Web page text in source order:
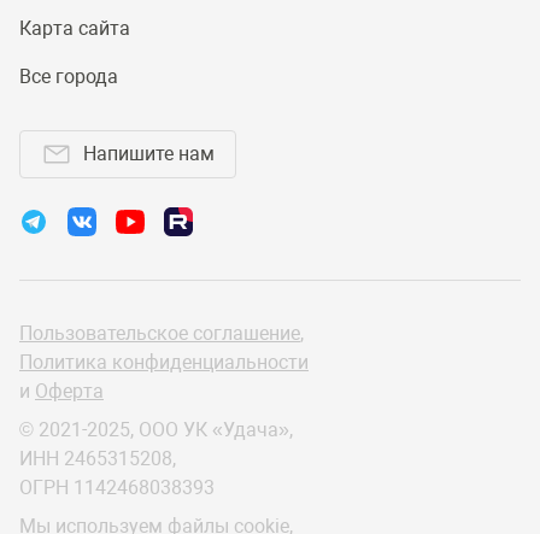
Карта сайта
Все города
Напишите нам
Пользовательское соглашение,
Политика конфиденциальности
и Оферта
© 2021-2025, ООО УК «Удача»,
ИНН 2465315208,
ОГРН 1142468038393
Мы используем файлы cookie,